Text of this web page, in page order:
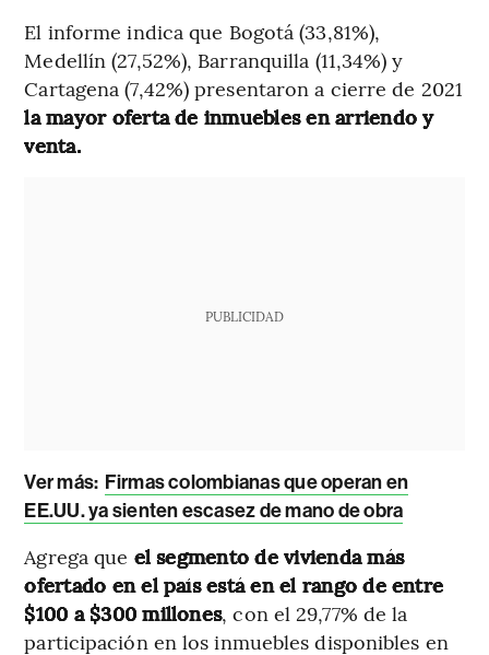
El informe indica que Bogotá (33,81%),
Medellín (27,52%), Barranquilla (11,34%) y
Cartagena (7,42%) presentaron a cierre de 2021
la mayor oferta de inmuebles en arriendo y
venta.
PUBLICIDAD
Ver más: Firmas colombianas que operan en
EE.UU. ya sienten escasez de mano de obra
Agrega que el segmento de vivienda más
ofertado en el país está en el rango de entre
$100 a $300 millones, con el 29,77% de la
participación en los inmuebles disponibles en